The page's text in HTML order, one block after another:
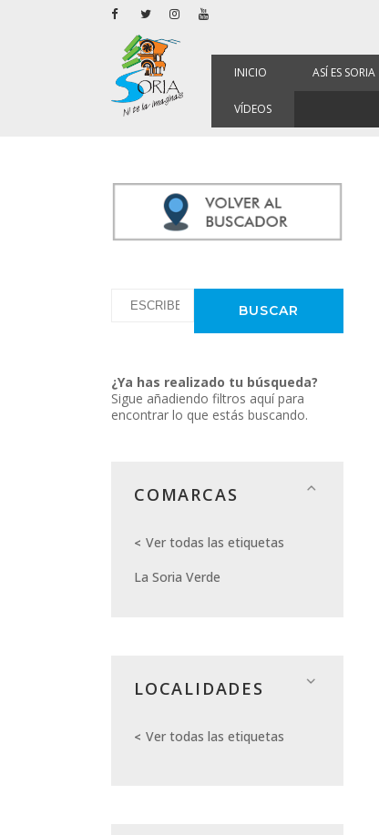
INICIO ASÍ ES SORIA
VÍDEOS
¿Ya has realizado tu búsqueda?
Sigue añadiendo filtros aquí para
encontrar lo que estás buscando.
COMARCAS
Ver todas las etiquetas
La Soria Verde
LOCALIDADES
Ver todas las etiquetas